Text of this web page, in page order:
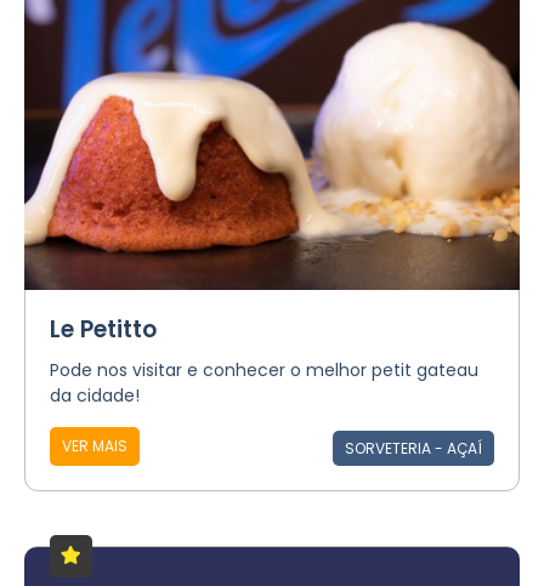
Le Petitto
Pode nos visitar e conhecer o melhor petit gateau
da cidade!⠀
VER MAIS SORVETERIA - AÇAÍ